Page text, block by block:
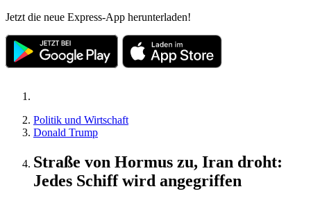
Jetzt die neue Express-App herunterladen!
Politik und Wirtschaft
Donald Trump
Straße von Hormus zu, Iran droht:
Jedes Schiff wird angegriffen